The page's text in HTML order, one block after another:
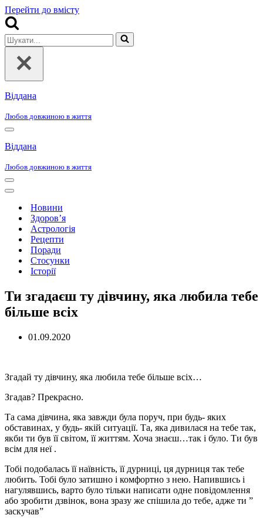
Перейти до вмісту
Шукати...
Віддана
Любов довжиною в життя
Меню
навігації
Віддана
Любов довжиною в життя
Меню
навігації
Меню
навігаціїНовини
Здоров’я
Астрологія
Рецепти
Поради
Стосунки
Історії
Ти згадаєш ту дівчину, яка любила тебе
більше всіх
01.09.2020
Згадай ту дівчину, яка любила тебе більше всіх…
Згадав? Прекрасно.
Та сама дівчина, яка завжди була поруч, при будь- яких
обставинах, у будь- якій ситуації. Та, яка дивилася на тебе так,
якби ти був її світом, її життям. Хоча знаєш…так і було. Ти був
всім для неї .
Тобі подобалась її наївність, її дурниці, ця дурниця так тебе
любить. Тобі було затишно і комфортно з нею. Напившись і
нагулявшись, варто було тільки написати одне повідомлення
або зробити дзвінок, вона зразу же спішила до тебе, адже ти ”
заскучав”